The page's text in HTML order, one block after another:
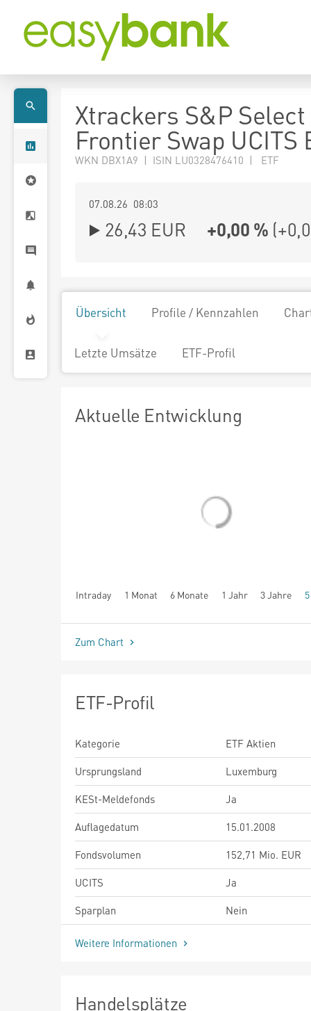
Xtrackers S&P Select
Frontier Swap UCITS
WKN DBX1A9 | ISIN LU0328476410 | ETF
07.08.26 08:03
26,43 EUR +0,00 % (
Übersicht Profile / Kennzahlen
Letzte Umsätze ETF-Profil
Aktuelle Entwicklung
Intraday 1 Monat 6 Monate 1 Jahr 3 Jahre
seit Beginn
Zum Chart
ETF-Profil
Kategorie
ETF Aktien
Ursprungsland
Luxemburg
KESt-Meldefonds
Ja
Auflagedatum
15.01.2008
Fondsvolumen
152,71 Mio. EUR
UCITS
Ja
Sparplan
Nein
Weitere Informationen
Handelsplätze